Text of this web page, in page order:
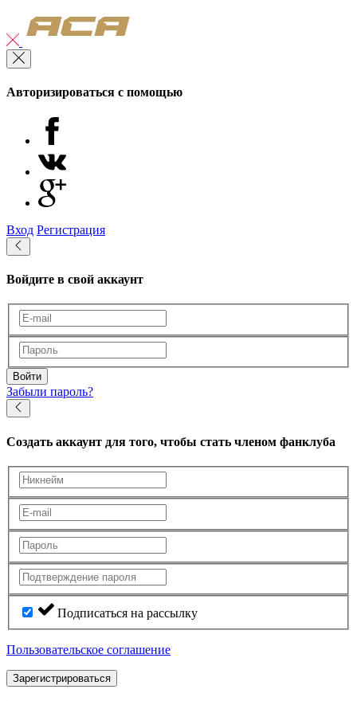
Авторизироваться с помощью
Вход Регистрация
Войдите в свой аккаунт
Войти
Забыли пароль?
Создать аккаунт для того, чтобы стать членом фанклуба
Подписаться на рассылку
Пользовательское соглашение
Зарегистрироваться